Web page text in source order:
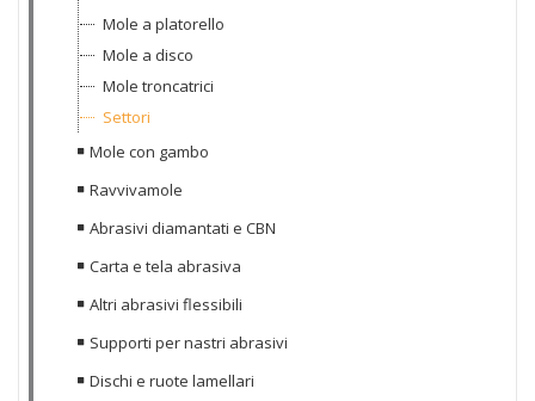
Mole a platorello
Mole a disco
Mole troncatrici
Settori
Mole con gambo
Ravvivamole
Abrasivi diamantati e CBN
Carta e tela abrasiva
Altri abrasivi flessibili
Supporti per nastri abrasivi
Dischi e ruote lamellari